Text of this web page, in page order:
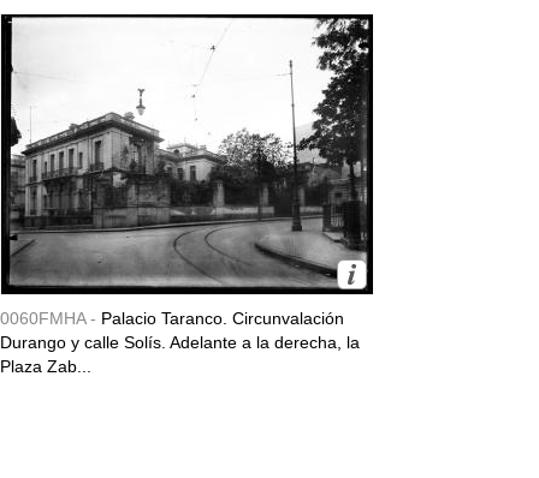
0060FMHA - Palacio Taranco. Circunvalación
Durango y calle Solís. Adelante a la derecha, la
Plaza Zab...